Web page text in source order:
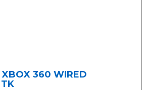
360 WIRED